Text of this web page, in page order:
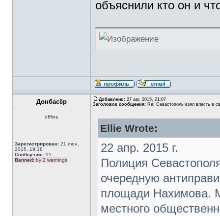
объяснили кто он и
Донбасёр Добавлено: 27 авг, 2015, 21:07
Заголовок сообщения: Re: Севастополь взял власть в
offline
Зарегистрирован: 21 июн,
2015, 19:18
Сообщения: 91
Banned: by 2 warnings
Ellie Wrote:
22 апр. 2015 г.
Полиция
очередную
площади Нахимова.
местного